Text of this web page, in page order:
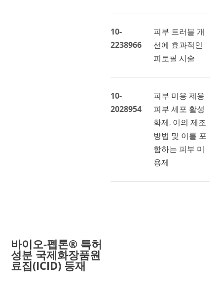
10-
2238966
피부 트러블 개
선에 효과적인
피토필 시술
10-
2028954
피부 미용 제용
피부 세포 활성
화제, 이의 제조
방법 및 이를 포
함하는 피부 미
용제
바이오-펩톤® 특허
성분 국제화장품원
료집(ICID) 등재